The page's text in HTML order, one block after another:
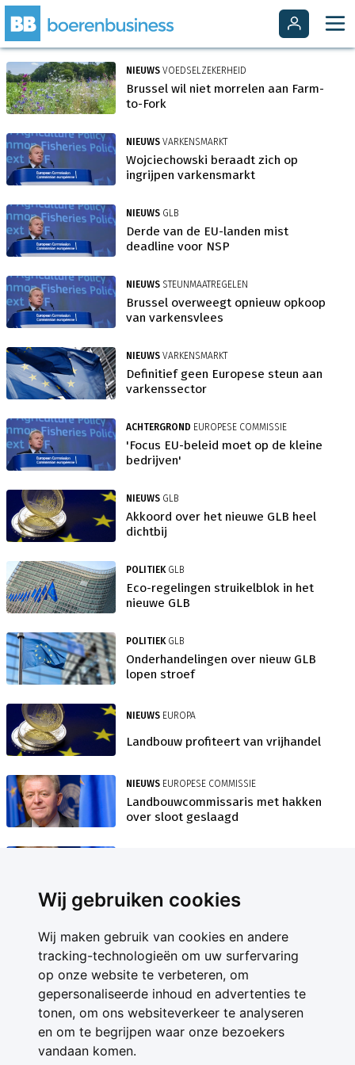
Wij gebruiken cookies
Wij maken gebruik van cookies en andere
tracking-technologieën om uw surfervaring
op onze website te verbeteren, om
gepersonaliseerde inhoud en advertenties te
tonen, om ons websiteverkeer te analyseren
en om te begrijpen waar onze bezoekers
vandaan komen.
NIEUWS VOEDSELZEKERHEID
Brussel wil niet morrelen aan Farm-
to-Fork
NIEUWS VARKENSMARKT
Wojciechowski beraadt zich op
ingrijpen varkensmarkt
NIEUWS GLB
Derde van de EU-landen mist
deadline voor NSP
NIEUWS STEUNMAATREGELEN
Brussel overweegt opnieuw opkoop
van varkensvlees
NIEUWS VARKENSMARKT
Definitief geen Europese steun aan
varkenssector
ACHTERGROND EUROPESE COMMISSIE
'Focus EU-beleid moet op de kleine
bedrijven'
NIEUWS GLB
Akkoord over het nieuwe GLB heel
dichtbij
POLITIEK GLB
Eco-regelingen struikelblok in het
nieuwe GLB
POLITIEK GLB
Onderhandelingen over nieuw GLB
lopen stroef
NIEUWS EUROPA
Landbouw profiteert van vrijhandel
NIEUWS EUROPESE COMMISSIE
Landbouwcommissaris met hakken
over sloot geslaagd
Contact
Feedback
Nieuwsbrief
Adverteren